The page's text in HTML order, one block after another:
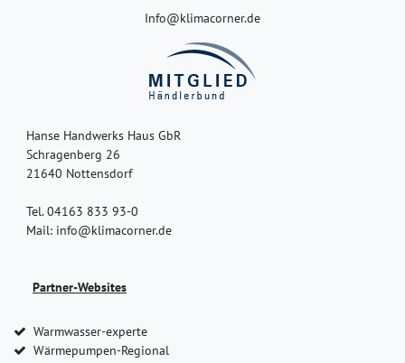
Info@klimacorner.de
Hanse Handwerks Haus GbR
Schragenberg 26
21640 Nottensdorf
Tel. 04163 833 93-0
Mail: info@klimacorner.de
Partner-Websites
Warmwasser-experte
Wärmepumpen-Regional